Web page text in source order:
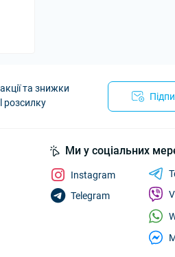
та знижки
розсилку
Ми у соціальних
Instagram
Telegram